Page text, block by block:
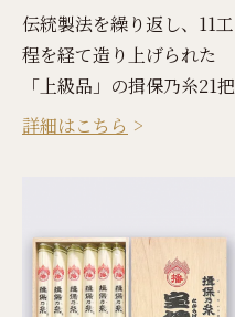
伝統製法を繰り返し、11工
程を経て造り上げられた
「上級品」の揖保乃糸21把
詳細はこちら